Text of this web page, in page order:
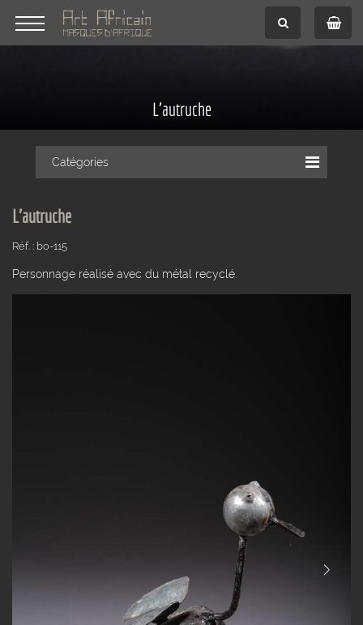
L'autruche
Catégories
L'autruche
Réf. : bo-115
Personnage réalisé avec du métal recyclé.